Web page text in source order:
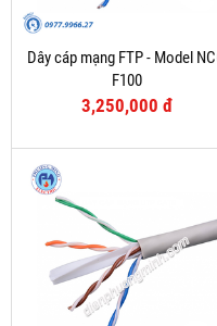
Dây cáp mạng FTP - Model
F100
3,250,000 đ